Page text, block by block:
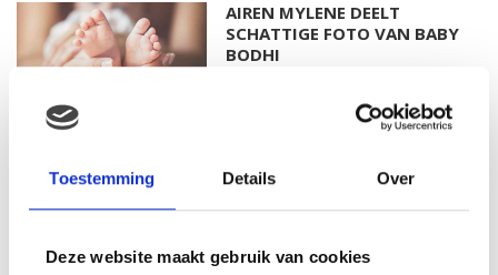
Toestemming Details Over
Deze website maakt gebruik van cookies
AIREN MYLENE DEELT
SCHATTIGE FOTO VAN BABY
BODHI
MET DOCHTERTJE SCOTTIE